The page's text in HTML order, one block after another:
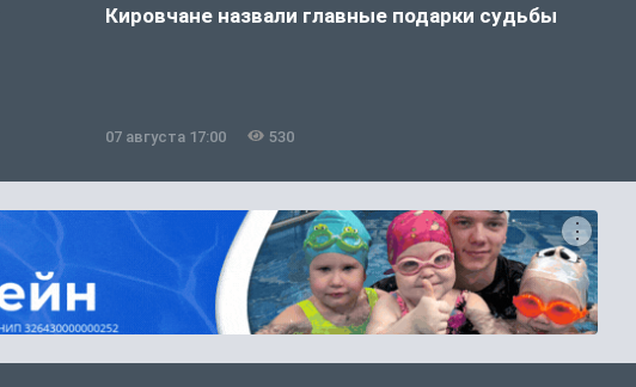
Кировчане назвали главные подарки судьбы
07 августа 17:00 530